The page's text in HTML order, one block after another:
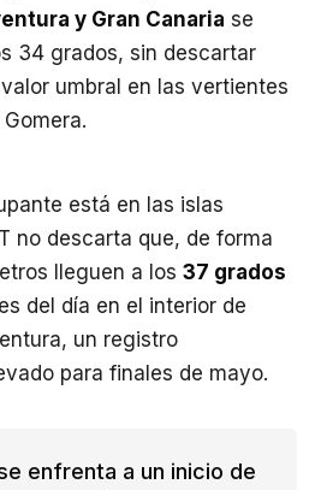
y Gran Canaria se
34 grados, sin descartar
umbral en las vertientes
está en las islas
no descarta que, de forma
lleguen a los 37 grados
del día en el interior de
un registro
para finales de mayo.
enfrenta a un inicio de